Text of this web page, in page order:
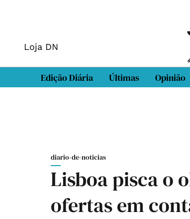
Loja DN
Edição Diária Últimas Opinião
diario-de-noticias
Lisboa pisca o
ofertas em